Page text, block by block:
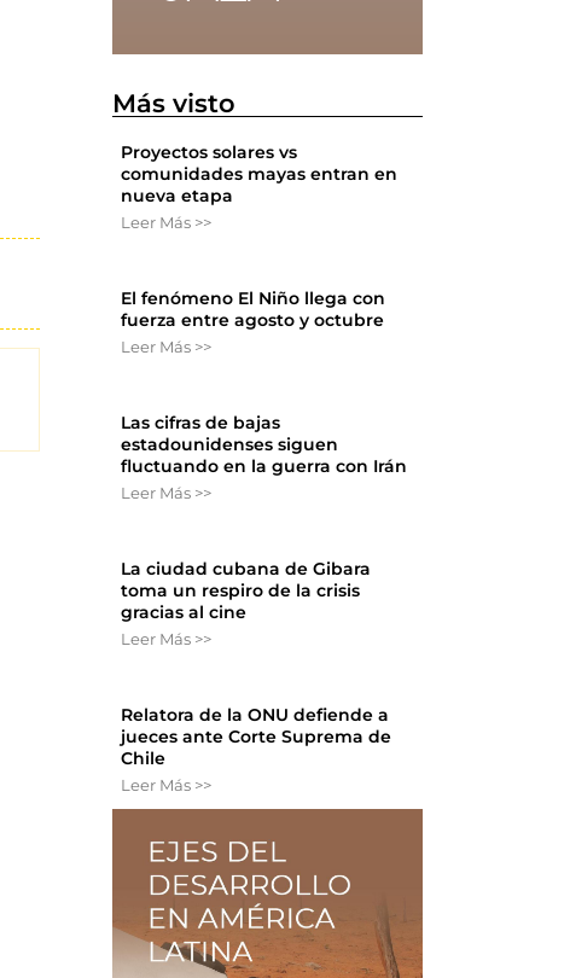
Más visto
Proyectos solares vs
comunidades mayas entran en
nueva etapa
Leer Más >>
El fenómeno El Niño llega con
fuerza entre agosto y octubre
Leer Más >>
Las cifras de bajas
estadounidenses siguen
fluctuando en la guerra con Irán
Leer Más >>
La ciudad cubana de Gibara
toma un respiro de la crisis
gracias al cine
Leer Más >>
Relatora de la ONU defiende a
jueces ante Corte Suprema de
Chile
Leer Más >>